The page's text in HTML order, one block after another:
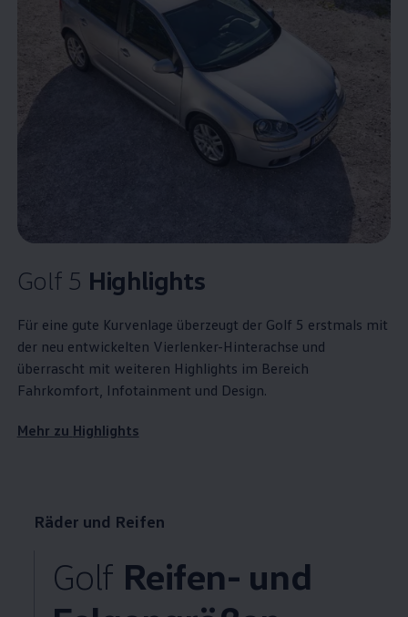
Golf5 Highlights
Für eine gute Kurvenlage überzeugt der Golf 5 erstmals mit
der neu entwickelten Vierlenker-Hinterachse und
überrascht mit weiteren Highlights im Bereich
Fahrkomfort, Infotainment und Design.
Mehr zu Highlights
Räder und Reifen
Golf Reifen- und